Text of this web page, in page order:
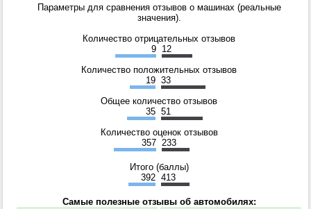
Параметры для сравнения отзывов о машинах (реальные
значения).
Количество отрицательных отзывов
9 12
Количество положительных отзывов
19 33
Общее количество отзывов
35 51
Количество оценок отзывов
357 233
Итого (баллы)
392 413
Самые полезные отзывы об автомобилях: